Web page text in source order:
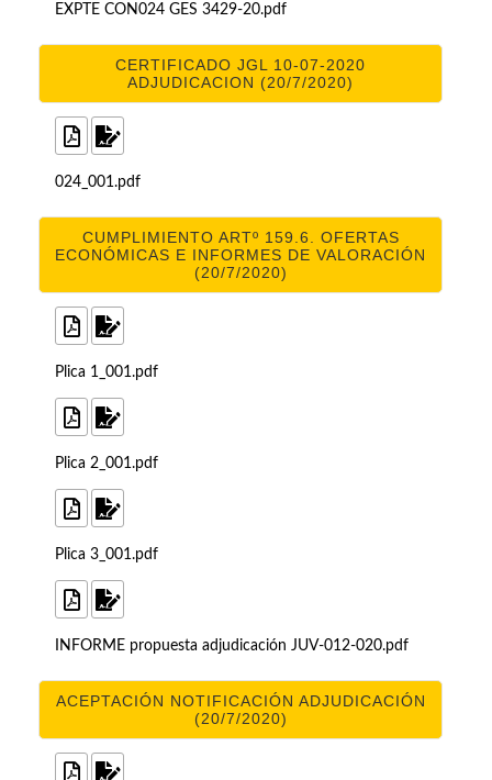
EXPTE CON024 GES 3429-20.pdf
CERTIFICADO JGL 10-07-2020
ADJUDICACION (20/7/2020)
024_001.pdf
CUMPLIMIENTO ARTº 159.6. OFERTAS
ECONÓMICAS E INFORMES DE VALORACIÓN
(20/7/2020)
Plica 1_001.pdf
Plica 2_001.pdf
Plica 3_001.pdf
INFORME propuesta adjudicación JUV-012-020.pdf
ACEPTACIÓN NOTIFICACIÓN ADJUDICACIÓN
(20/7/2020)